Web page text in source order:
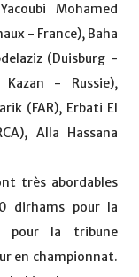
Mohamed
- France), Baha
(Duisburg -
Kazan - Russie),
(FAR), Erbati El
Alla Hassana
très abordables
dirhams pour la
pour la tribune
en championnat.